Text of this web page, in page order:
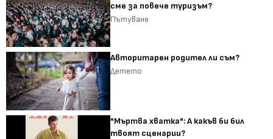
сме за повече туризъм?
Пътуване
Авторитарен родител ли съм?
Детето
"Мъртва хватка": А какъв би бил
твоят сценарии?